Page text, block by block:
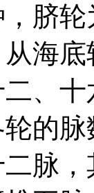
脐
海
、
的
脉